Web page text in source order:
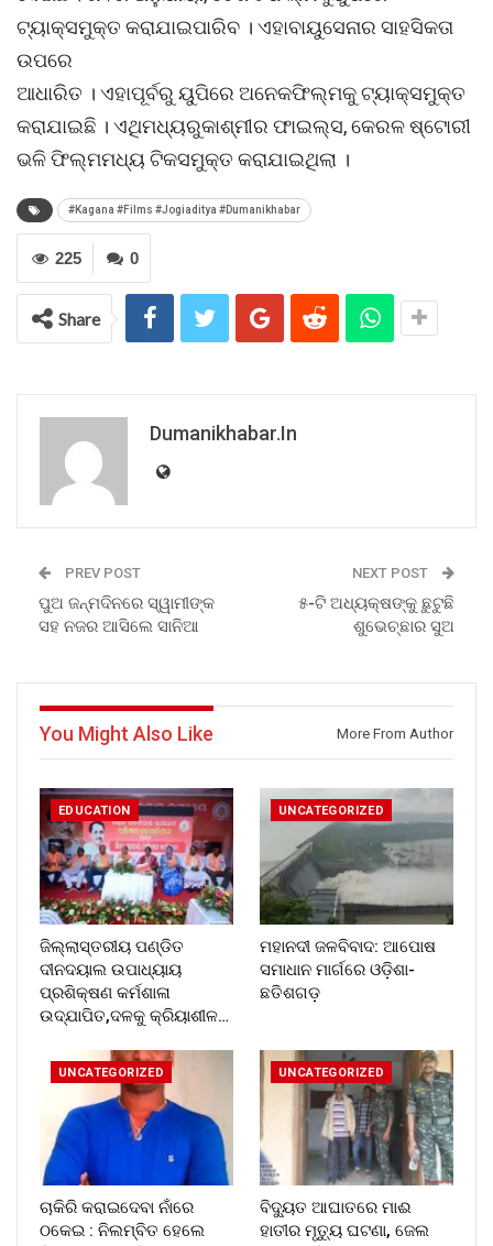
ଟ୍ୟାକ୍ସମୁକ୍ତ କରାଯାଇପାରିବ । ଏହାବାୟୁସେନାର ସାହସିକତା
ଉପରେ
ଆଧାରିତ । ଏହାପୂର୍ବରୁ ୟୁପିରେ ଅନେକଫିଲ୍ମକୁ ଟ୍ୟାକ୍ସମୁକ୍ତ
କରାଯାଇଛି । ଏଥିମଧ୍ୟରୁକାଶ୍ମୀର ଫାଇଲ୍ସ, କେରଳ ଷ୍ଟୋରୀ
ଭଳି ଫିଲ୍ମମଧ୍ୟ ଟିକସମୁକ୍ତ କରାଯାଇଥିଲା ।
#Kagana #Films #Jogiaditya #Dumanikhabar
0
225
Share
Dumanikhabar.in
PREV POST
ପୁଅ ଜନ୍ମଦିନରେ ସ୍ୱାମୀଙ୍କ
ସହ ନଜର ଆସିଲେ ସାନିଆ
NEXT POST
୫-ଟି ଅଧ୍ୟକ୍ଷଙ୍କୁ ଛୁଟୁଛି
ଶୁଭେଚ୍ଛାର ସୁଅ
You Might Also Like More From Author
EDUCATION
ଜିଲ୍ଲାସ୍ତରୀୟ ପଣ୍ଡିତ
ଦୀନଦୟାଲ ଉପାଧ୍ୟାୟ
ପ୍ରଶିକ୍ଷଣ କର୍ମଶାଳା
ଉଦ୍‌ଯାପିତ,ଦଳକୁ କ୍ରିୟାଶୀଳ…
UNCATEGORIZED
ମହାନଦୀ ଜଳବିବାଦ: ଆପୋଷ
ସମାଧାନ ମାର୍ଗରେ ଓଡ଼ିଶା-
ଛତିଶଗଡ଼
UNCATEGORIZED
ଚାକିରି କରାଇଦେବା ନାଁରେ
ଠକେଇ : ନିଲମ୍ବିତ ହେଲେ
UNCATEGORIZED
ବିଦ୍ୟୁତ ଆଘାତରେ ମାଈ
ହାତୀର ମୃତ୍ୟୁ ଘଟଣା, ଜେଲ